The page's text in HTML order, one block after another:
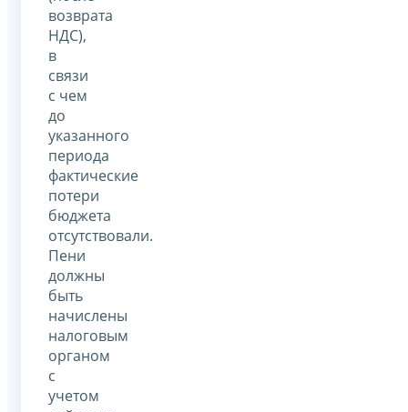
возврата
НДС),
в
связи
с чем
до
указанного
периода
фактические
потери
бюджета
отсутствовали.
Пени
должны
быть
начислены
налоговым
органом
с
учетом